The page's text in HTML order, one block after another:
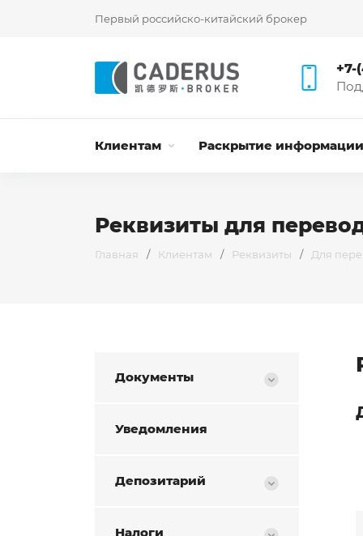
Первый российско-китайский брокер
+7-
Клиентам Раскрытие информации
Реквизиты для
Главная / Клиентам / Реквизиты / Для
Документы
Уведомления
Депозитарий
Налоги